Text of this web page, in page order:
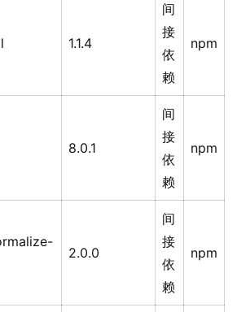
1.1.4
间
接
依
赖
npm
8.0.1
间
接
依
赖
npm
2.0.0
间
接
依
赖
npm